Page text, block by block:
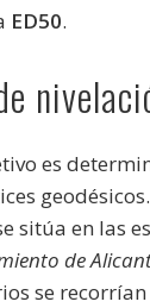
ED50.
es
sitúa en las
de
se recorrían